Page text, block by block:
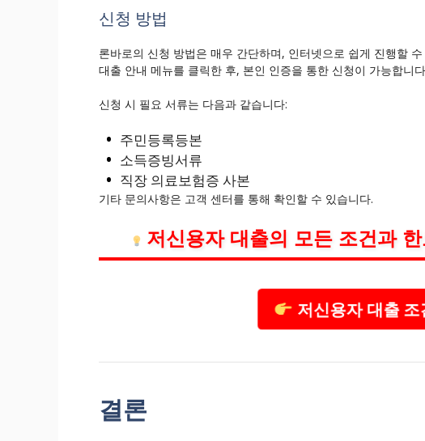
신청 방법
론바로의 신청 방법은 매우 간단하며, 인터넷으로 쉽게 진행할
대출 안내 메뉴를 클릭한 후, 본인 인증을 통한 신청이 가능합니
신청 시 필요 서류는 다음과 같습니다:
주민등록등본
소득증빙서류
직장 의료보험증 사본
기타 문의사항은 고객 센터를 통해 확인할 수 있습니다.
저신용자 대출의 모든 조건과
저신용자 대출 조
결론